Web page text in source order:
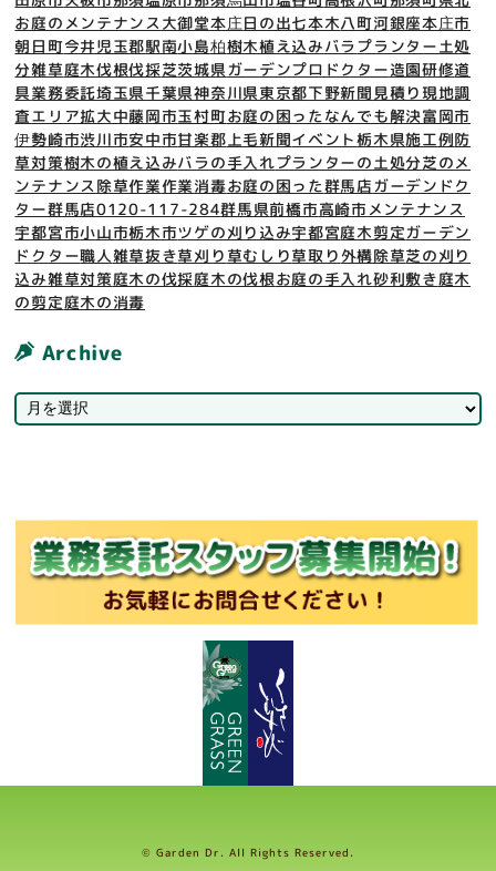
お庭のメンテナンス 大御堂本庄日の出七本木八町河銀座本庄市
朝日町今井児玉郡駅南小島柏樹木植え込みバラプランター土処
分雑草庭木伐根伐採芝茨城県ガーデンプロドクター造園研修道
具業務委託埼玉県千葉県神奈川県東京都下野新聞見積り現地調
査エリア拡大中藤岡市玉村町お庭の困ったなんでも解決富岡市
伊勢崎市渋川市安中市甘楽郡上毛新聞イベント栃木県施工例防
草対策樹木の植え込みバラの手入れプランターの土処分芝のメ
ンテナンス 除草作業作業消毒お庭の困った群馬店ガーデンドク
ター群馬店0120-117-284群馬県前橋市高崎市 メンテナンス
宇都宮市小山市栃木市ツゲの刈り込み宇都宮庭木剪定ガーデン
ドクター職人雑草抜き草刈り 草むしり草取り 外構除草芝の刈り
込み雑草対策庭木の伐採庭木の伐根お庭の手入れ砂利敷き庭木
の剪定庭木の消毒
Archive
© Garden Dr. All Rights Reserved.